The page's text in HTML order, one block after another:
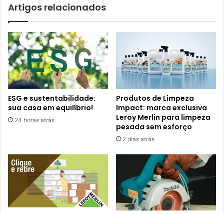
Artigos relacionados
ESG e sustentabilidade:
sua casa em equilíbrio!
24 horas atrás
Produtos de Limpeza
Impact: marca exclusiva
Leroy Merlin para limpeza
pesada sem esforço
2 dias atrás